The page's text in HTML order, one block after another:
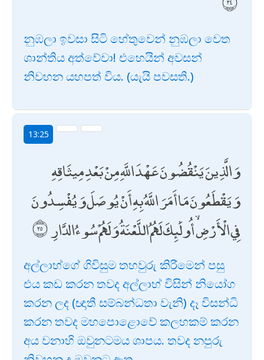
නුඹලා ඉවසා සිටි හේතුවෙන් නුඹලා වෙත
ශාන්තිය අත්වේවා! එහෙයින් අවසන්
නිවහන යහපත් විය. (යැයි පවසති.)
13:25
وَالَّذِينَ يَنْقُضُونَ عَهْدَ اللَّهِ مِنْ بَعْدِ مِيثَاقِهِ
وَيَقْطَعُونَ مَا أَمَرَ اللَّهُ بِهِ أَنْ يُوصَلَ وَيُفْسِدُونَ
فِي الْأَرْضِ ۙ أُولَٰئِكَ لَهُمُ اللَّعْنَةُ وَلَهُمْ سُوءُ الدَّارِ
අල්ලාහ්ගේ ගිවිසුම තහවුරු කිරීමෙන් පසු
එය කඩ කරන තවද අල්ලාහ් විසින් නියෝග
කරන ලද (ඥාතී සම්බන්ධතා වැනි) දෑ විසන්ධි
කරන තවද මහපොළොවේ කලහකම් කරන
අය වනාහි ඔවුනටමය ශාපය. තවද නපුරු